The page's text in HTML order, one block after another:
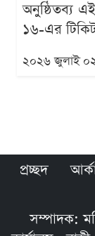
অনুষ্ঠিতব্য
১৬-এর
২০২৬ জুলাই
প্রচ্ছদ
সম্পাদক: